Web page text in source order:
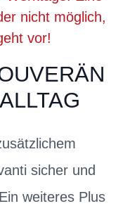
nicht möglich,
vor!
sicher und
weiteres Plus